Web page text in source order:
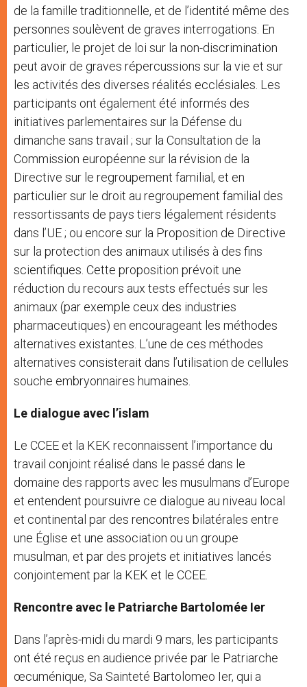
de la famille traditionnelle, et de l’identité même des
personnes soulèvent de graves interrogations. En
particulier, le projet de loi sur la non-discrimination
peut avoir de graves répercussions sur la vie et sur
les activités des diverses réalités ecclésiales. Les
participants ont également été informés des
initiatives parlementaires sur la Défense du
dimanche sans travail ; sur la Consultation de la
Commission européenne sur la révision de la
Directive sur le regroupement familial, et en
particulier sur le droit au regroupement familial des
ressortissants de pays tiers légalement résidents
dans l’UE ; ou encore sur la Proposition de Directive
sur la protection des animaux utilisés à des fins
scientifiques. Cette proposition prévoit une
réduction du recours aux tests effectués sur les
animaux (par exemple ceux des industries
pharmaceutiques) en encourageant les méthodes
alternatives existantes. L’une de ces méthodes
alternatives consisterait dans l’utilisation de cellules
souche embryonnaires humaines.
Le dialogue avec l’islam
Le CCEE et la KEK reconnaissent l’importance du
travail conjoint réalisé dans le passé dans le
domaine des rapports avec les musulmans d’Europe
et entendent poursuivre ce dialogue au niveau local
et continental par des rencontres bilatérales entre
une Église et une association ou un groupe
musulman, et par des projets et initiatives lancés
conjointement par la KEK et le CCEE.
Rencontre avec le Patriarche Bartolomée Ier
Dans l’après-midi du mardi 9 mars, les participants
ont été reçus en audience privée par le Patriarche
œcuménique, Sa Sainteté Bartolomeo Ier, qui a